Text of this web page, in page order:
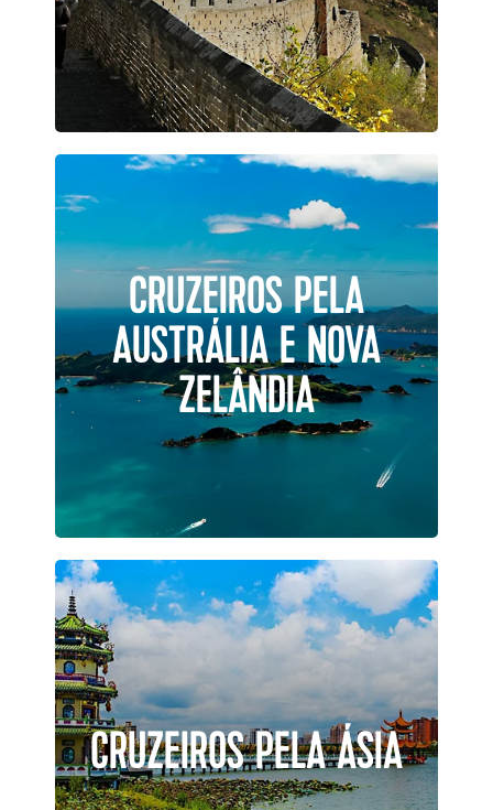
CRUZEIROS PELA
AUSTRÁLIA E NOVA
ZELÂNDIA
CRUZEIROS PELA ÁSIA